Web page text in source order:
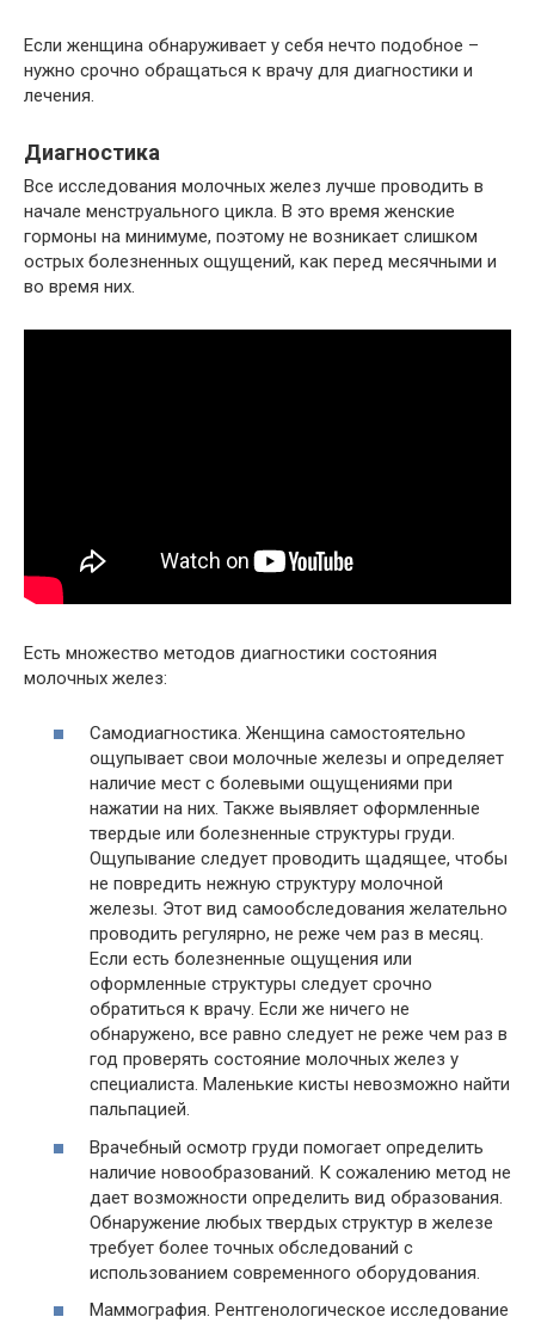
Если женщина обнаруживает у себя нечто подобное –
нужно срочно обращаться к врачу для диагностики и
лечения.
Диагностика
Все исследования молочных желез лучше проводить в
начале менструального цикла. В это время женские
гормоны на минимуме, поэтому не возникает слишком
острых болезненных ощущений, как перед месячными и
во время них.
Есть множество методов диагностики состояния
молочных желез:
Самодиагностика. Женщина самостоятельно
ощупывает свои молочные железы и определяет
наличие мест с болевыми ощущениями при
нажатии на них. Также выявляет оформленные
твердые или болезненные структуры груди.
Ощупывание следует проводить щадящее, чтобы
не повредить нежную структуру молочной
железы. Этот вид самообследования желательно
проводить регулярно, не реже чем раз в месяц.
Если есть болезненные ощущения или
оформленные структуры следует срочно
обратиться к врачу. Если же ничего не
обнаружено, все равно следует не реже чем раз в
год проверять состояние молочных желез у
специалиста. Маленькие кисты невозможно найти
пальпацией.
Врачебный осмотр груди помогает определить
наличие новообразований. К сожалению метод не
дает возможности определить вид образования.
Обнаружение любых твердых структур в железе
требует более точных обследований с
использованием современного оборудования.
Маммография. Рентгенологическое исследование